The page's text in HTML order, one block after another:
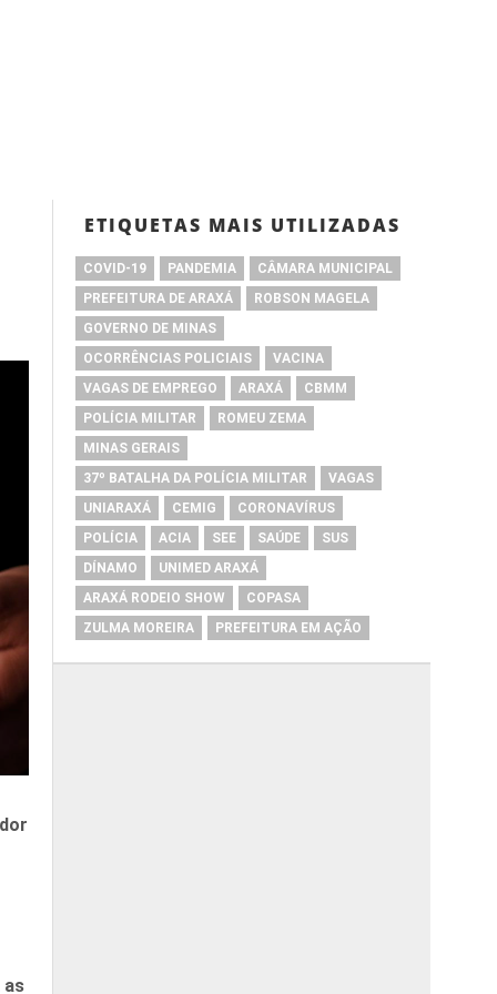
as
ETIQUETAS MAIS UTILIZADAS
COVID-19 PANDEMIA
CÂMARA MUNICIPAL
PREFEITURA DE ARAXÁ
ROBSON MAGELA
GOVERNO DE MINAS
OCORRÊNCIAS POLICIAIS
VACINA
VAGAS DE EMPREGO
ARAXÁ
CBMM
POLÍCIA MILITAR
ROMEU ZEMA
MINAS GERAIS
37º BATALHA DA POLÍCIA MILITAR
VAGAS
UNIARAXÁ
CEMIG
CORONAVÍRUS
POLÍCIA
ACIA SEE SAÚDE
SUS
DÍNAMO
UNIMED ARAXÁ
ARAXÁ RODEIO SHOW
COPASA
ZULMA MOREIRA
PREFEITURA EM AÇÃO